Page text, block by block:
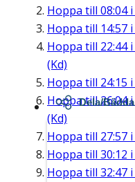
Hoppa till 08:04i
Hoppa till 14:57
Hoppa till 22:44i
(Kd)
Hoppa till 24:15
Hoppa till26:04i
(Kd)
Hoppa till 27:57
Hoppa till 30:12
Hoppa till 32:47
Dela/